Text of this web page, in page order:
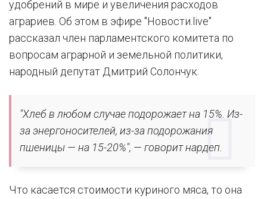
удобрений в мире и увеличения расходов
аграриев. Об этом в эфире "Новости.live"
рассказал член парламентского комитета по
вопросам аграрной и земельной политики,
народный депутат Дмитрий Солончук.
"Хлеб в любом случае подорожает на 15%. Из-
за энергоносителей, из-за подорожания
пшеницы — на 15-20%", — говорит нардеп.
Что касается стоимости куриного мяса, то она